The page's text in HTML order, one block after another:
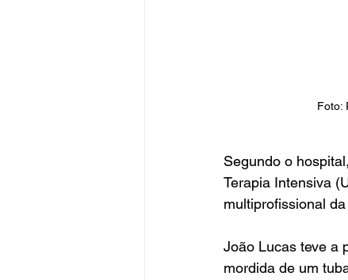
Foto:
Segundo o
Terapia Intensiva
multiprofissional
João Lucas teve a
mordida de um